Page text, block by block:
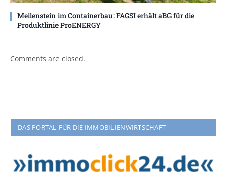
Meilenstein im Containerbau: FAGSI erhält aBG für die
Produktlinie ProENERGY
Comments are closed.
DAS PORTAL FÜR DIE IMMOBILIENWIRTSCHAFT